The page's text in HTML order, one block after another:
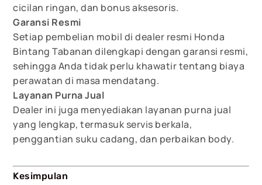
cicilan ringan, dan bonus aksesoris.
Garansi Resmi
Setiap pembelian mobil di dealer resmi Honda
Bintang Tabanan dilengkapi dengan garansi resmi,
sehingga Anda tidak perlu khawatir tentang biaya
perawatan di masa mendatang.
Layanan Purna Jual
Dealer ini juga menyediakan layanan purna jual
yang lengkap, termasuk servis berkala,
penggantian suku cadang, dan perbaikan body.
Kesimpulan